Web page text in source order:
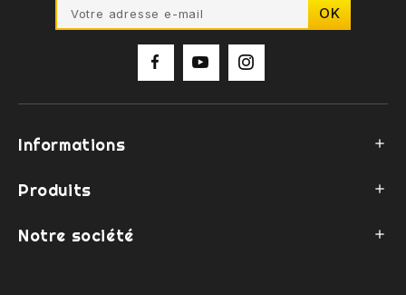
Informations 
Produits 
Notre société 